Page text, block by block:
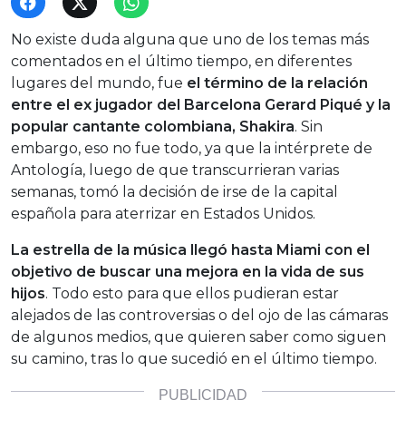
No existe duda alguna que uno de los temas más
comentados en el último tiempo, en diferentes
lugares del mundo, fue el término de la relación
entre el ex jugador del Barcelona Gerard Piqué y la
popular cantante colombiana, Shakira. Sin
embargo, eso no fue todo, ya que la intérprete de
Antología, luego de que transcurrieran varias
semanas, tomó la decisión de irse de la capital
española para aterrizar en Estados Unidos.
La estrella de la música llegó hasta Miami con el
objetivo de buscar una mejora en la vida de sus
hijos. Todo esto para que ellos pudieran estar
alejados de las controversias o del ojo de las cámaras
de algunos medios, que quieren saber como siguen
su camino, tras lo que sucedió en el último tiempo.